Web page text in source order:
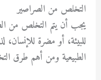
التخلص من الصراصير
يجب أن يتم التخلص من
للبيئة، أو مضرة
الطبيعية ومن أهم طرق